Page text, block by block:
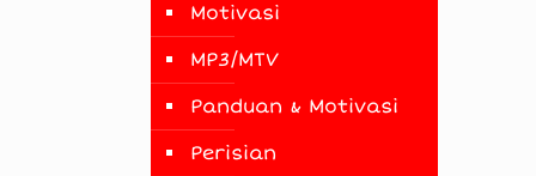
Motivasi
MP3/MTV
Panduan & Motivasi
Perisian